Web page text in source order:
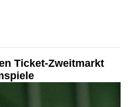
Ticket-Zweitmarkt